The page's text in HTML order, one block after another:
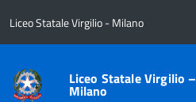
Liceo Statale Virgilio - Milano
Liceo Statale Virgilio –
Milano